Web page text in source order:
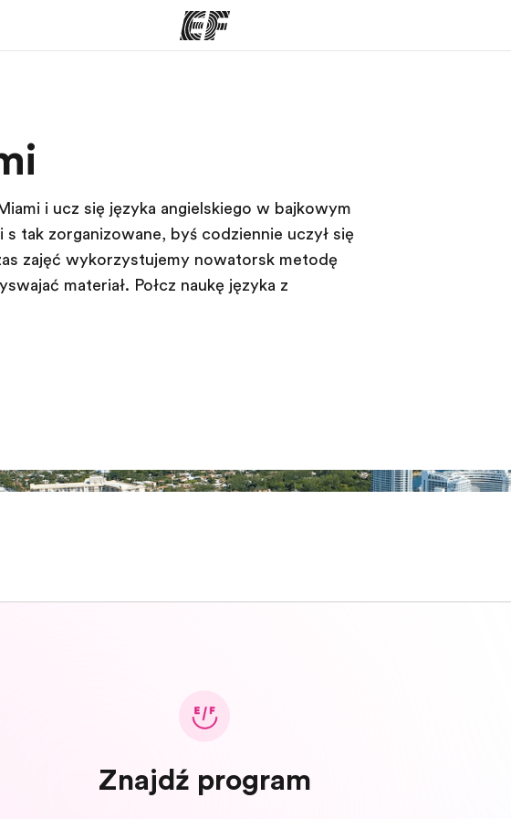
ofertę
i ucz się języka angielskiego w bajkowym
tak zorganizowane, byś codziennie uczył się
zajęć wykorzystujemy nowatorską metodę
materiał. Połącz naukę języka z
Znajdź program